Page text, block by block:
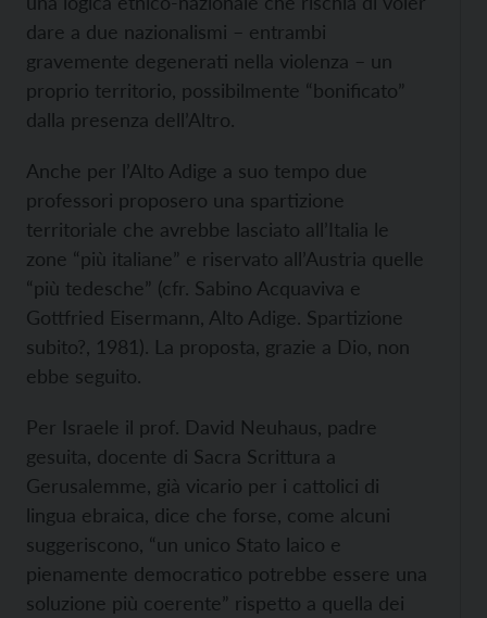
dare a due nazionalismi – entrambi
gravemente degenerati nella violenza – un
proprio territorio, possibilmente “bonificato”
dalla presenza dell’Altro.
Anche per l’Alto Adige a suo tempo due
professori proposero una spartizione
territoriale che avrebbe lasciato all’Italia le
zone “più italiane” e riservato all’Austria quelle
“più tedesche” (cfr. Sabino Acquaviva e
Gottfried Eisermann, Alto Adige. Spartizione
subito?, 1981). La proposta, grazie a Dio, non
ebbe seguito.
Per Israele il prof. David Neuhaus, padre
gesuita, docente di Sacra Scrittura a
Gerusalemme, già vicario per i cattolici di
lingua ebraica, dice che forse, come alcuni
suggeriscono, “un unico Stato laico e
pienamente democratico potrebbe essere una
soluzione più coerente” rispetto a quella dei